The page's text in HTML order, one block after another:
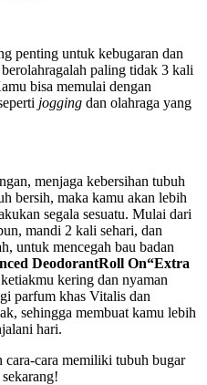
penting untuk kebugaran dan
paling tidak 3 kali
bisa memulai dengan
jogging dan olahraga yang
menjaga kebersihan tubuh
bersih, maka kamu akan lebih
segala sesuatu. Mulai dari
mandi 2 kali sehari, dan
untuk mencegah bau badan
DeodorantRoll On“Extra
kering dan nyaman
parfum khas Vitalis dan
sehingga membuat kamu lebih
hari.
cara-cara memiliki tubuh bugar